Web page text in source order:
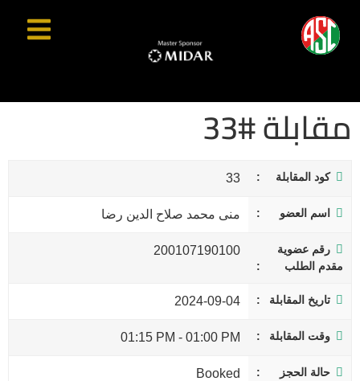
مقابلة #33
كود المقابلة 33
اسم العضو منى محمد صلاح الدين رضا
رقم عضوية
مقدم الطلب
200107190100
تاريخ المقابلة 2024-09-04
وقت المقابلة 01:00 PM
-
01:15 PM
حالة الحجز Booked